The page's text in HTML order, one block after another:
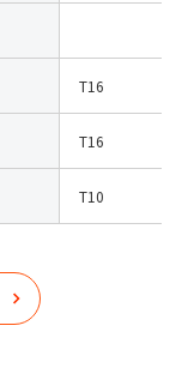
T16
T16
T10